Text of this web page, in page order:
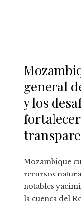
general
y los
Mozambique
recursos
notables
la cuenca del